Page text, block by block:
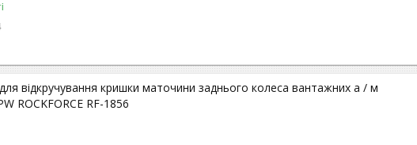
відкручування кришки маточини заднього колеса вантажних а / м
ROCKFORCE RF-1856